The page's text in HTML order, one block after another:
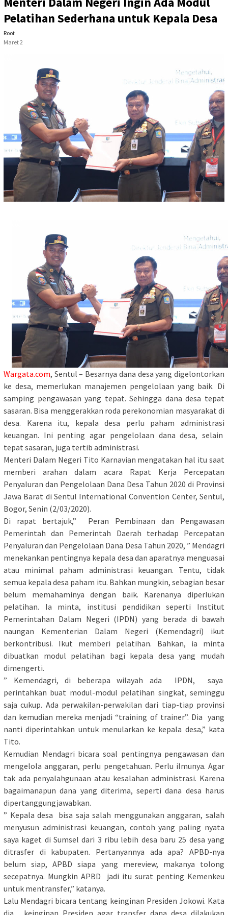
Pelatihan Sederhana untuk Kepala Desa
Root
Maret 2
Wargata.com, Sentul – Besarnya dana desa yang digelontorkan
ke desa, memerlukan manajemen pengelolaan yang baik. Di
samping pengawasan yang tepat. Sehingga dana desa tepat
sasaran. Bisa menggerakkan roda perekonomian masyarakat di
desa. Karena itu, kepala desa perlu paham administrasi
keuangan. Ini penting agar pengelolaan dana desa, selain
tepat sasaran, juga tertib administrasi.
Menteri Dalam Negeri Tito Karnavian mengatakan hal itu saat
memberi arahan dalam acara Rapat Kerja Percepatan
Penyaluran dan Pengelolaan Dana Desa Tahun 2020 di Provinsi
Jawa Barat di Sentul International Convention Center, Sentul,
Bogor, Senin (2/03/2020).
Di rapat bertajuk,” Peran Pembinaan dan Pengawasan
Pemerintah dan Pemerintah Daerah terhadap Percepatan
Penyaluran dan Pengelolaan Dana Desa Tahun 2020, ” Mendagri
menekankan pentingnya kepala desa dan aparatnya menguasai
atau minimal paham administrasi keuangan. Tentu, tidak
semua kepala desa paham itu. Bahkan mungkin, sebagian besar
belum memahaminya dengan baik. Karenanya diperlukan
pelatihan. Ia minta, institusi pendidikan seperti Institut
Pemerintahan Dalam Negeri (IPDN) yang berada di bawah
naungan Kementerian Dalam Negeri (Kemendagri) ikut
berkontribusi. Ikut memberi pelatihan. Bahkan, ia minta
dibuatkan modul pelatihan bagi kepala desa yang mudah
dimengerti.
” Kemendagri, di beberapa wilayah ada IPDN, saya
perintahkan buat modul-modul pelatihan singkat, seminggu
saja cukup. Ada perwakilan-perwakilan dari tiap-tiap provinsi
dan kemudian mereka menjadi “training of trainer”. Dia yang
nanti diperintahkan untuk menularkan ke kepala desa,” kata
Tito.
Kemudian Mendagri bicara soal pentingnya pengawasan dan
mengelola anggaran, perlu pengetahuan. Perlu ilmunya. Agar
tak ada penyalahgunaan atau kesalahan administrasi. Karena
bagaimanapun dana yang diterima, seperti dana desa harus
dipertanggungjawabkan.
” Kepala desa bisa saja salah menggunakan anggaran, salah
menyusun administrasi keuangan, contoh yang paling nyata
saya kaget di Sumsel dari 3 ribu lebih desa baru 25 desa yang
ditrasfer di kabupaten. Pertanyannya ada apa? APBD-nya
belum siap, APBD siapa yang mereview, makanya tolong
secepatnya. Mungkin APBD jadi itu surat penting Kemenkeu
untuk mentransfer,” katanya.
Lalu Mendagri bicara tentang keinginan Presiden Jokowi. Kata